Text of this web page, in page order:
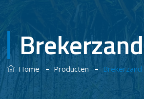
Brekerzand
Home– Producten – Brekerzand